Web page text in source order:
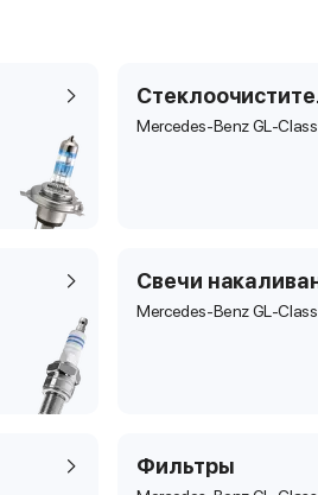
Mercedes-Benz GL-Class
Свечи
Mercedes-Benz GL-Class
Фильтры